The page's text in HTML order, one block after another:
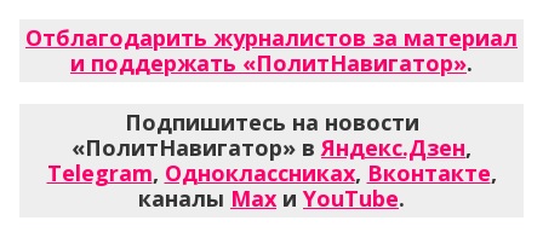
Отблагодарить журналистов за материал
и поддержать «ПолитНавигатор».
Подпишитесь на новости
«ПолитНавигатор» в Яндекс.Дзен,
Telegram, Одноклассниках, Вконтакте,
каналы Max и YouTube.